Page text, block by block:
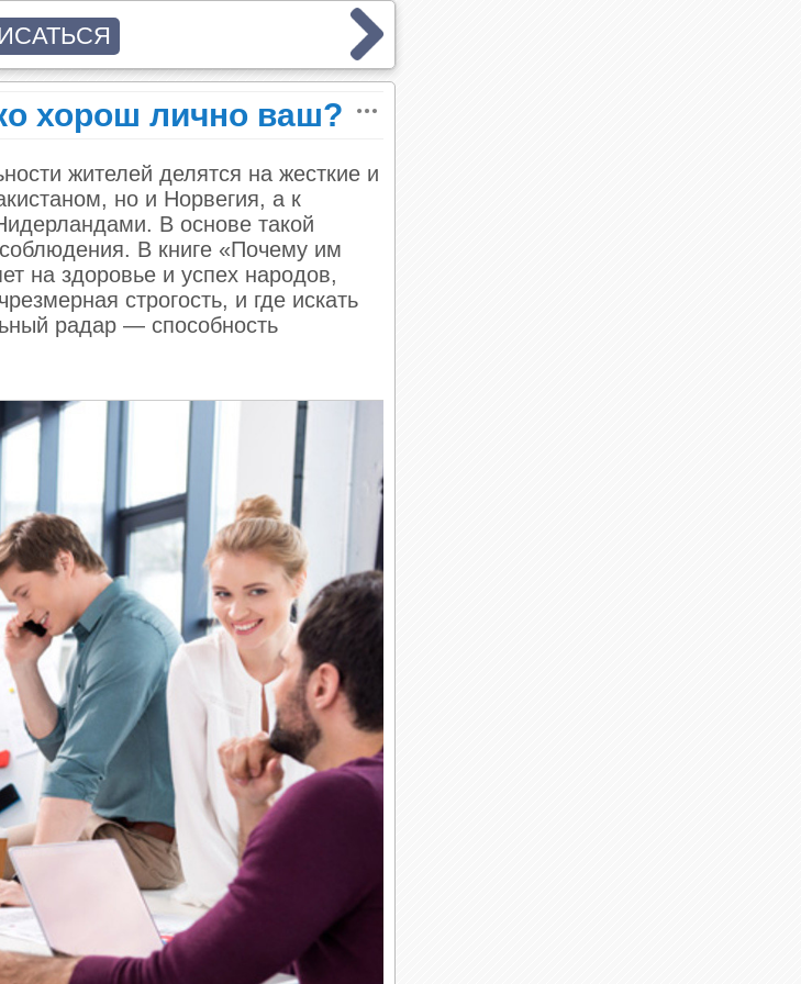
хорош лично ваш?
жителей делятся на жесткие и
но и Норвегия, а к
В основе такой
В книге «Почему им
на здоровье и успех народов,
строгость, и где искать
радар — способность